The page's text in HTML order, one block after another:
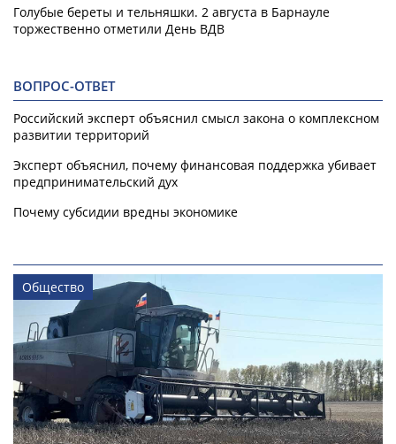
Голубые береты и тельняшки. 2 августа в Барнауле
торжественно отметили День ВДВ
ВОПРОС-ОТВЕТ
Российский эксперт объяснил смысл закона о комплексном
развитии территорий
Эксперт объяснил, почему финансовая поддержка убивает
предпринимательский дух
Почему субсидии вредны экономике
Общество